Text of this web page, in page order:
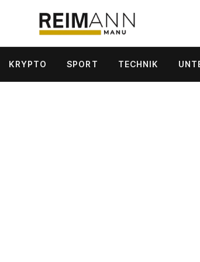
KRYPTO SPORT TECHNIK